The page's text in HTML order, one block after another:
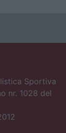
Sportiva
nr. 1028 del